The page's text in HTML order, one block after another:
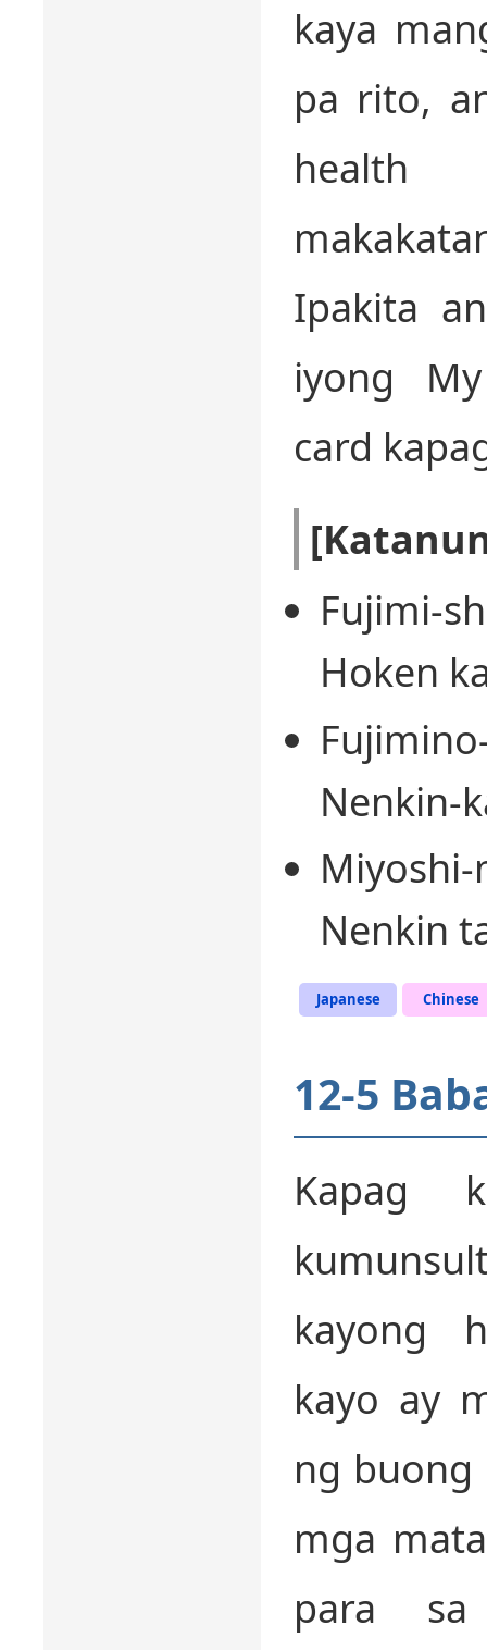
kaya
pa rito,
Ipakita
iyong
card
Fujimi-
Hoken
Nenkin-
Miyoshi-
Nenkin
Japanese Chinese
12-5
Kapag
kayong
kayo ay
ng buong
mga
para